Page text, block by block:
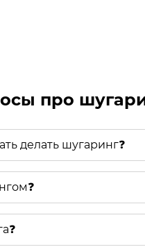
про
делать шугаринг❓